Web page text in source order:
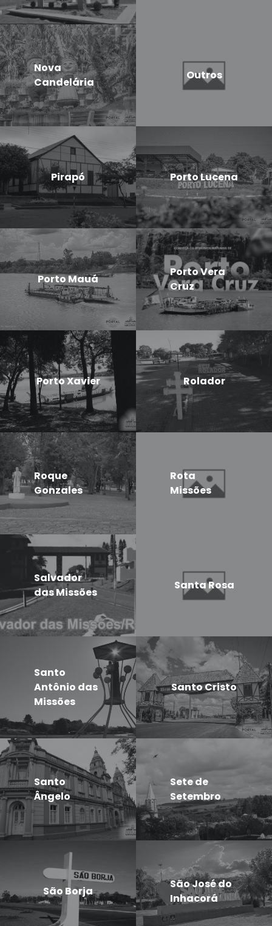
Nova
Candelária
Outros
Pirapó Porto Lucena
Porto Mauá
Porto Vera
Cruz
Porto Xavier Rolador
Roque
Gonzales
Rota
Missões
Salvador
das Missões
Santa Rosa
Santo
Antônio das
Missões
Santo Cristo
Santo
Ângelo
Sete de
Setembro
São Borja
São José do
Inhacorá